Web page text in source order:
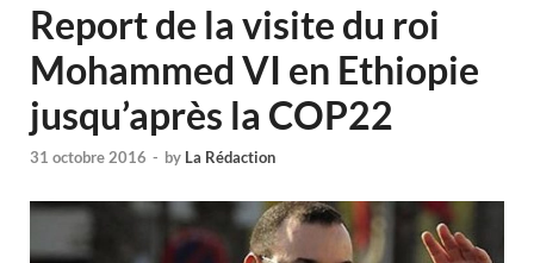
Report de la visite du roi
Mohammed VI en Ethiopie
jusqu’après la COP22
31 octobre 2016 - by La Rédaction